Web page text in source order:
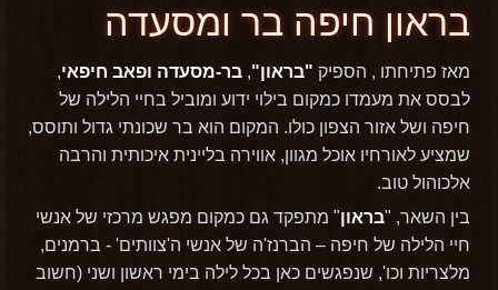
בראון חיפה בר ומסעדה
מאז פתיחתו , הספיק "בראון", בר-מסעדה ופאב חיפאי,
לבסס את מעמדו כמקום בילוי ידוע ומוביל בחיי הלילה של
חיפה ושל אזור הצפון כולו. המקום הוא בר שכונתי גדול ותוסס,
שמציע לאורחיו אוכל מגוון, אווירה בליינית איכותית והרבה
אלכוהול טוב.
בין השאר, "בראון" מתפקד גם כמקום מפגש מרכזי של אנשי
חיי הלילה של חיפה – הברנז'ה של אנשי ה'צוותים' - ברמנים,
מלצריות וכו', שנפגשים כאן בכל לילה בימי ראשון ושני (חשוב